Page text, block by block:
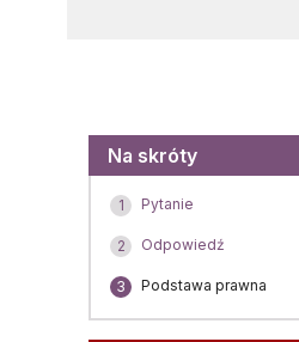
Menu
Na skróty
1 Pytanie
2 Odpowiedź
3 Podstawa prawna